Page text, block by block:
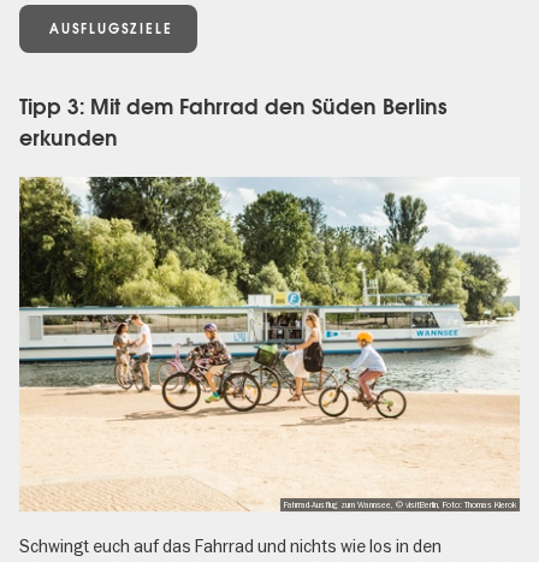
AUSFLUGSZIELE
Tipp 3: Mit dem Fahrrad den Süden Berlins
erkunden
Fahrrad-Ausflug zum Wannsee, © visitBerlin, Foto: Thomas Kierok
Schwingt euch auf das Fahrrad und nichts wie los in den